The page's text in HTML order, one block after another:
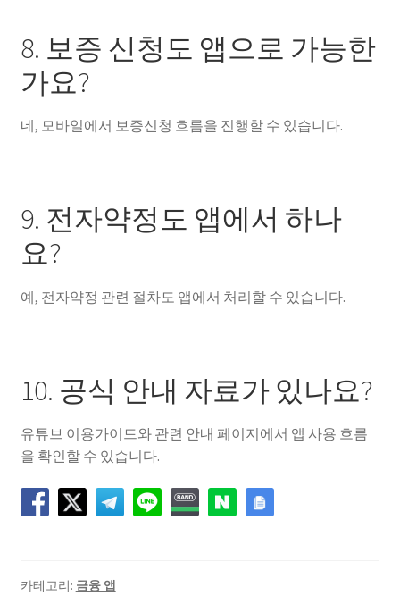
8. 보증 신청도 앱으로 가능한
가요?
네, 모바일에서 보증신청 흐름을 진행할 수 있습니다.
9. 전자약정도 앱에서 하나
요?
예, 전자약정 관련 절차도 앱에서 처리할 수 있습니다.
10. 공식 안내 자료가 있나요?
유튜브 이용가이드와 관련 안내 페이지에서 앱 사용 흐름
을 확인할 수 있습니다.
카테고리: 금융 앱